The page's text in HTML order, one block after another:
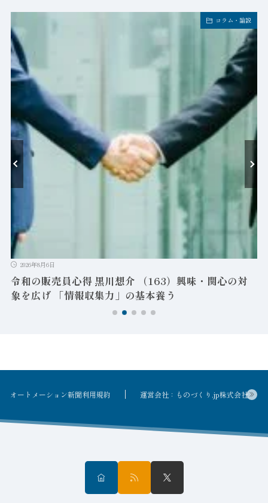
コラム・論説
2026年8月6日
令和の販売員心得 黒川想介 （163）興味・関心の対
象を広げ 「情報収集力」の基本養う
オートメーション新聞利用規約 運営会社：ものづくり.jp株式会社